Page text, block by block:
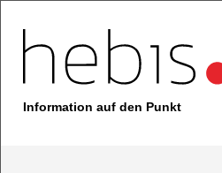
Information auf den Punkt